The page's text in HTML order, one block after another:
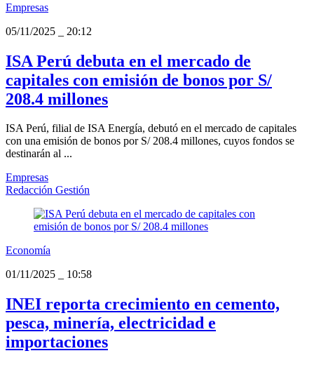
Empresas
05/11/2025
20:12
ISA Perú debuta en el mercado de
capitales con emisión de bonos por S/
208.4 millones
ISA Perú, filial de ISA Energía, debutó en el mercado de capitales
con una emisión de bonos por S/ 208.4 millones, cuyos fondos se
destinarán al ...
Empresas
Redacción Gestión
Economía
01/11/2025
10:58
INEI reporta crecimiento en cemento,
pesca, minería, electricidad e
importaciones